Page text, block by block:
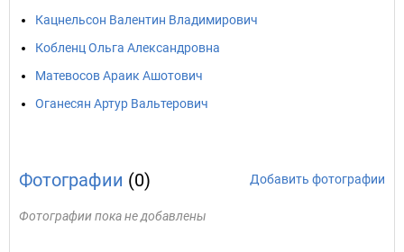
Кацнельсон Валентин Владимирович
Кобленц Ольга Александровна
Матевосов Араик Ашотович
Оганесян Артур Вальтерович
Фотографии (0) Добавить фотографии
Фотографии пока не добавлены